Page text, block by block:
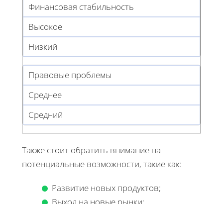
Финансовая стабильность
Высокое
Низкий
Правовые проблемы
Среднее
Средний
Также стоит обратить внимание на
потенциальные возможности, такие как:
Развитие новых продуктов;
Выход на новые рынки;